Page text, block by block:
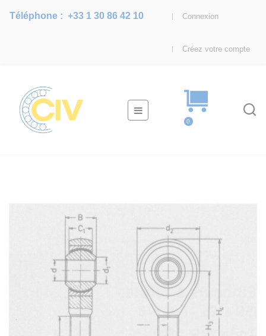
Connexion
Créez votre compte
Téléphone :+33 1 30 86 42 10
Basculer
la
☰
0